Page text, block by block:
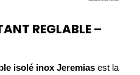
REGLABLE –
isolé inox Jeremias est la